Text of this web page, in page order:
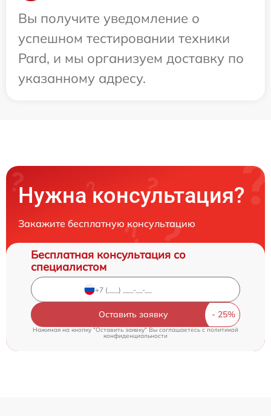
Вы получите уведомление о
успешном тестировании техники
Pard, и мы организуем доставку по
указанному адресу.
Нужна консультация?
Закажите бесплатную консультацию
Бесплатная консультация со
специалистом
Оставить заявку
Нажимая на кнопку "Оставить заявку" Вы соглашаетесь c политикой
конфиденциальности